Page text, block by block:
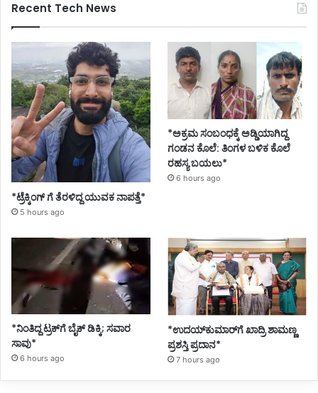
Recent Tech News
*ಟ್ರೆಕ್ಕಿಂಗ್ ಗೆ ತೆರಳಿದ್ದ ಯುವಕ ನಾಪತ್ತೆ*
5 hours ago
*ಅಕ್ರಮ ಸಂಬಂಧಕ್ಕೆ ಅಡ್ಡಿಯಾಗಿದ್ದ
ಗಂಡನ ಕೊಲೆ: ತಿಂಗಳ ಬಳಿಕ ಕೊಲೆ
ರಹಸ್ಯ ಬಯಲು*
6 hours ago
*ನಿಂತಿದ್ದ ಟ್ರಕ್‌ಗೆ ಬೈಕ್ ಡಿಕ್ಕಿ; ಸವಾರ
ಸಾವು*
6 hours ago
*ಉದಯ್‌ಕುಮಾರ್‌ಗೆ ಖಾದ್ರಿ ಶಾಮಣ್ಣ
ಪ್ರಶಸ್ತಿ ಪ್ರದಾನ*
7 hours ago